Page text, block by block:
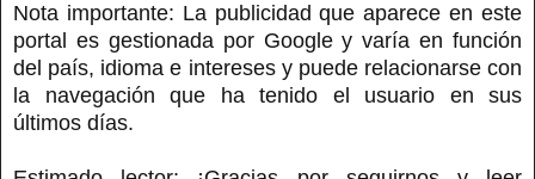
Nota importante: La publicidad que aparece en este
portal es gestionada por Google y varía en función
del país, idioma e intereses y puede relacionarse con
la navegación que ha tenido el usuario en sus
últimos días.